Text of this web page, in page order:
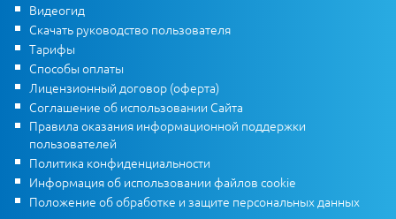
Видеогид
Скачать руководство пользователя
Тарифы
Способы оплаты
Лицензионный договор (оферта)
Соглашение об использовании Сайта
Правила оказания информационной поддержки
пользователей
Политика конфиденциальности
Информация об использовании файлов cookie
Положение об обработке и защите персональных данных